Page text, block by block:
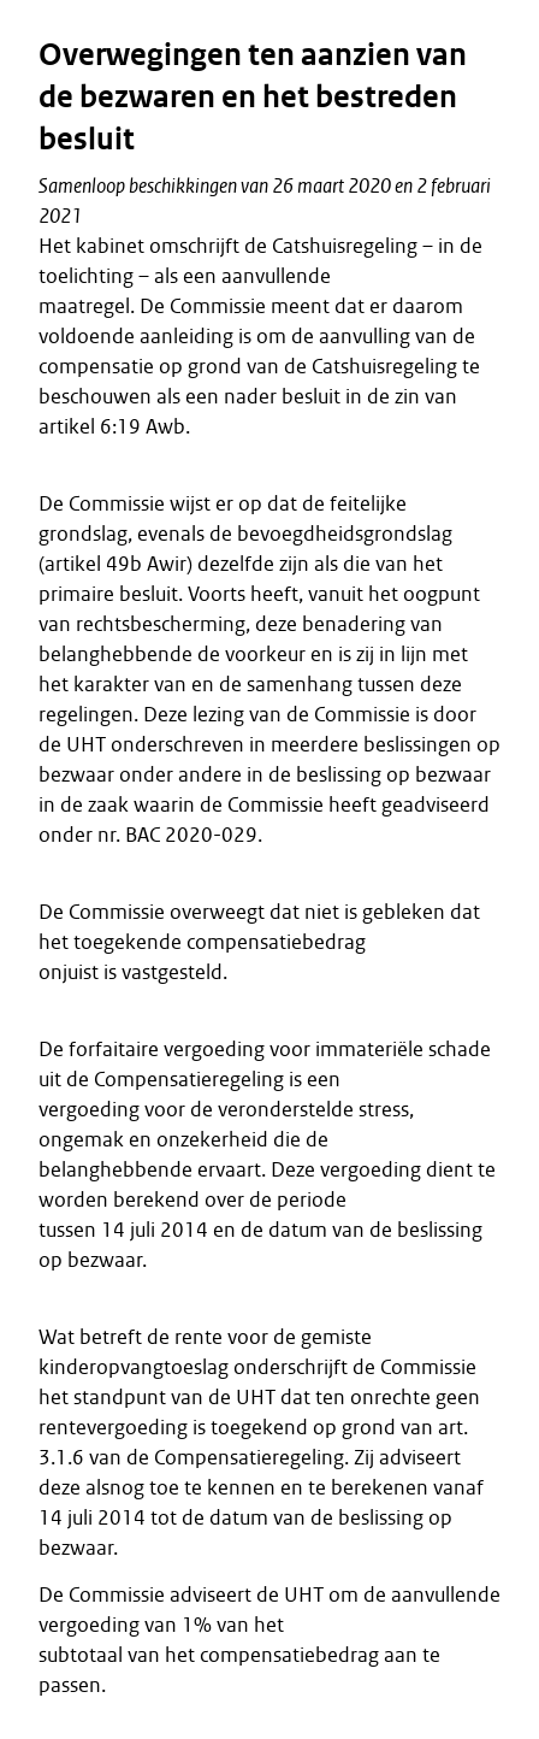
Overwegingen ten aanzien van
de bezwaren en het bestreden
besluit
Samenloop beschikkingen van 26 maart 2020 en 2 februari
2021
Het kabinet omschrijft de Catshuisregeling – in de
toelichting – als een aanvullende
maatregel. De Commissie meent dat er daarom
voldoende aanleiding is om de aanvulling van de
compensatie op grond van de Catshuisregeling te
beschouwen als een nader besluit in de zin van
artikel 6:19 Awb.
De Commissie wijst er op dat de feitelijke
grondslag, evenals de bevoegdheidsgrondslag
(artikel 49b Awir) dezelfde zijn als die van het
primaire besluit. Voorts heeft, vanuit het oogpunt
van rechtsbescherming, deze benadering van
belanghebbende de voorkeur en is zij in lijn met
het karakter van en de samenhang tussen deze
regelingen. Deze lezing van de Commissie is door
de UHT onderschreven in meerdere beslissingen op
bezwaar onder andere in de beslissing op bezwaar
in de zaak waarin de Commissie heeft geadviseerd
onder nr. BAC 2020-029.
De Commissie overweegt dat niet is gebleken dat
het toegekende compensatiebedrag
onjuist is vastgesteld.
De forfaitaire vergoeding voor immateriële schade
uit de Compensatieregeling is een
vergoeding voor de veronderstelde stress,
ongemak en onzekerheid die de
belanghebbende ervaart. Deze vergoeding dient te
worden berekend over de periode
tussen 14 juli 2014 en de datum van de beslissing
op bezwaar.
Wat betreft de rente voor de gemiste
kinderopvangtoeslag onderschrijft de Commissie
het standpunt van de UHT dat ten onrechte geen
rentevergoeding is toegekend op grond van art.
3.1.6 van de Compensatieregeling. Zij adviseert
deze alsnog toe te kennen en te berekenen vanaf
14 juli 2014 tot de datum van de beslissing op
bezwaar.
De Commissie adviseert de UHT om de aanvullende
vergoeding van 1% van het
subtotaal van het compensatiebedrag aan te
passen.